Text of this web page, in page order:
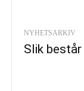
NYHETSARKIV
Slik